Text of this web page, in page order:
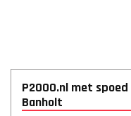
P2000.nl met
Banholt